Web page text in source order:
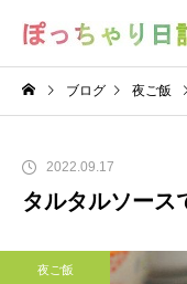
ブログ 夜ご飯
2022.09.17
タルタルソー
夜ご飯